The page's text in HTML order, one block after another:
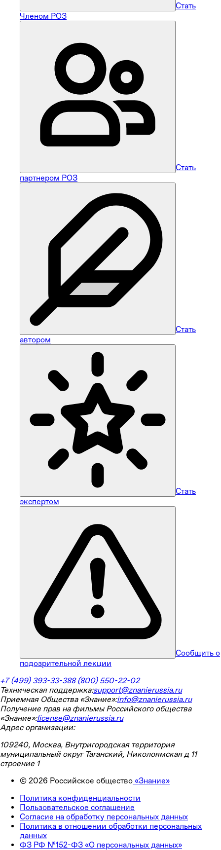
Стать
Членом РОЗ
Стать
партнером РОЗ
Стать
автором
Стать
экспертом
Сообщить о
подозрительной лекции
+7 (499) 393-33-388 (800) 550-22-02
Техническая поддержка:support@znanierussia.ru
Приемная Общества «Знание»:info@znanierussia.ru
Получение прав на фильмы Российского общества
«Знание»:license@znanierussia.ru
Адрес организации:
109240, Москва, Внутригородская территория
муниципальный округ Таганский, Николоямская д 11
строение 1
© 2026 Российское общество «Знание»
Политика конфиденциальности
Пользовательское соглашение
Согласие на обработку персональных данных
Политика в отношении обработки персональных
данных
ФЗ РФ №152-ФЗ «О персональных данных»